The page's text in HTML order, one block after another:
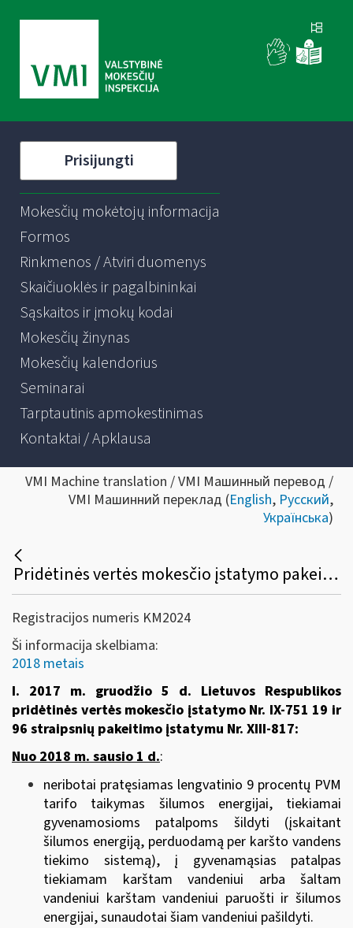
Prisijungti
Mokesčių mokėtojų informacija
Formos
Rinkmenos / Atviri duomenys
Skaičiuoklės ir pagalbininkai
Sąskaitos ir įmokų kodai
Mokesčių žinynas
Mokesčių kalendorius
Seminarai
Tarptautinis apmokestinimas
Kontaktai / Apklausa
VMI Machine translation / VMI Машинный перевод /
VMI Машинний переклад (English, Русский,
Українська)
Pridėtinės vertės mokesčio įstatymo pakeitimai nuo 2018 metų
Registracijos numeris KM2024
Ši informacija skelbiama:
2018 metais
I. 2017 m. gruodžio 5 d. Lietuvos Respublikos
pridėtinės vertės mokesčio įstatymo Nr. IX-751 19 ir
96 straipsnių pakeitimo įstatymu Nr. XIII-817:
Nuo 2018 m. sausio 1 d.:
neribotai pratęsiamas lengvatinio 9 procentų PVM
tarifo taikymas šilumos energijai, tiekiamai
gyvenamosioms patalpoms šildyti (įskaitant
šilumos energiją, perduodamą per karšto vandens
tiekimo sistemą), į gyvenamąsias patalpas
tiekiamam karštam vandeniui arba šaltam
vandeniui karštam vandeniui paruošti ir šilumos
energijai, sunaudotai šiam vandeniui pašildyti.